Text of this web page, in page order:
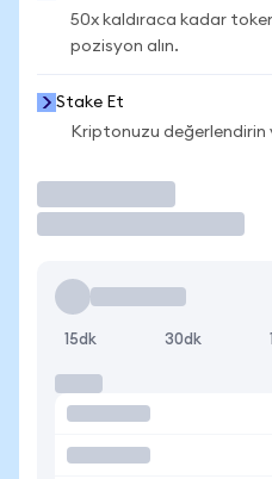
50x kaldıraca kadar
pozisyon alın.
Stake Et
Kriptonuzu değerlendirin
15dk 30dk